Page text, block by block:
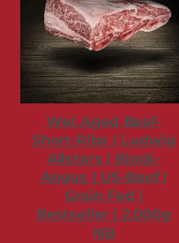
Wet Aged Beef-
Short-Ribs | Ludwig
Allstars | Black-
Angus | US-Beef |
Grain Fed |
Bestseller | 2.000g
NB